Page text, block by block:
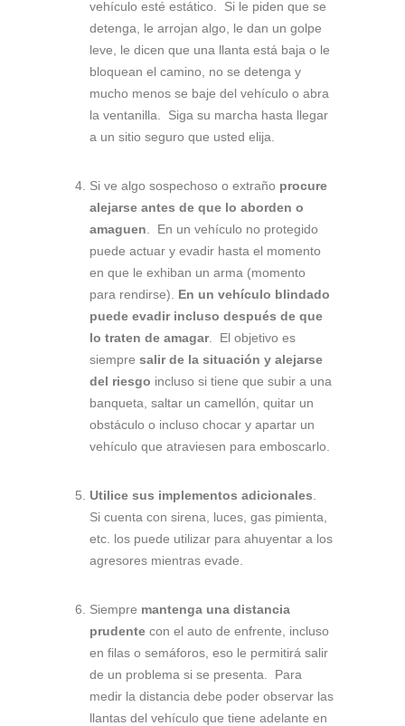
vehículo esté estático. Si le piden que se
detenga, le arrojan algo, le dan un golpe
leve, le dicen que una llanta está baja o le
bloquean el camino, no se detenga y
mucho menos se baje del vehículo o abra
la ventanilla. Siga su marcha hasta llegar
a un sitio seguro que usted elija.
Si ve algo sospechoso o extraño procure
alejarse antes de que lo aborden o
amaguen . En un vehículo no protegido
puede actuar y evadir hasta el momento
en que le exhiban un arma (momento
para rendirse). En un vehículo blindado
puede evadir incluso después de que
lo traten de amagar. El objetivo es
siempre salir de la situación y alejarse
del riesgo incluso si tiene que subir a una
banqueta, saltar un camellón, quitar un
obstáculo o incluso chocar y apartar un
vehículo que atraviesen para emboscarlo.
Utilice sus implementos adicionales
Si cuenta con sirena, luces, gas pimienta,
etc. los puede utilizar para ahuyentar a los
agresores mientras evade.
Siempre mantenga una distancia
prudente con el auto de enfrente, incluso
en filas o semáforos, eso le permitirá salir
de un problema si se presenta. Para
medir la distancia debe poder observar las
llantas del vehículo que tiene adelante en